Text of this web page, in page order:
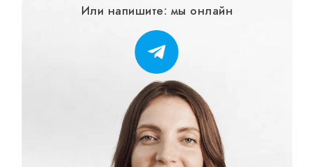
Или напишите: мы онлайн